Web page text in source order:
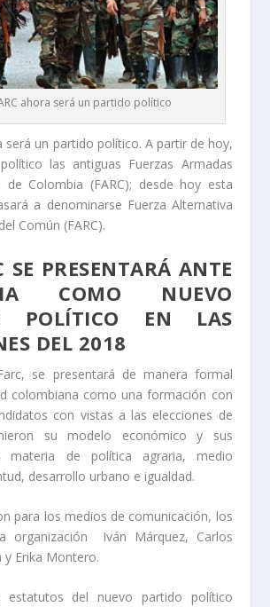
ahora será un partido político
será un partido político. A partir de hoy,
las antiguas Fuerzas Armadas
de Colombia (FARC); desde hoy esta
a denominarse Fuerza Alternativa
Común (FARC).
SE PRESENTARÁ ANTE
COMO NUEVO
POLÍTICO EN LAS
DEL 2018
se presentará de manera formal
colombiana como una formación con
con vistas a las elecciones de
su modelo económico y sus
materia de política agraria, medio
desarrollo urbano e igualdad.
para los medios de comunicación, los
organización Iván Márquez, Carlos
Erika Montero.
del nuevo partido político